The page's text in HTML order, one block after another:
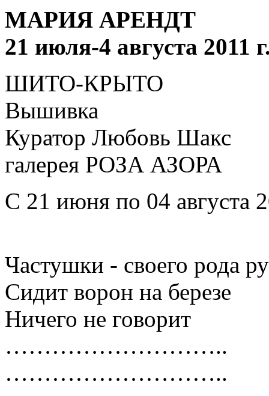
МАРИЯ АРЕНДТ
21 июля-4 августа 2011
ШИТО-КРЫТО
Вышивка
Куратор Любовь Шакс
галерея РОЗА АЗОРА
С 21 июня по 04 августа
Частушки - своего рода
Сидит ворон на березе
Ничего не говорит
………………………..
………………………..